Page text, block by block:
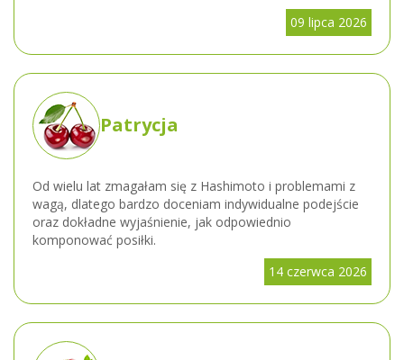
09 lipca 2026
Patrycja
Od wielu lat zmagałam się z Hashimoto i problemami z
wagą, dlatego bardzo doceniam indywidualne podejście
oraz dokładne wyjaśnienie, jak odpowiednio
komponować posiłki.
14 czerwca 2026